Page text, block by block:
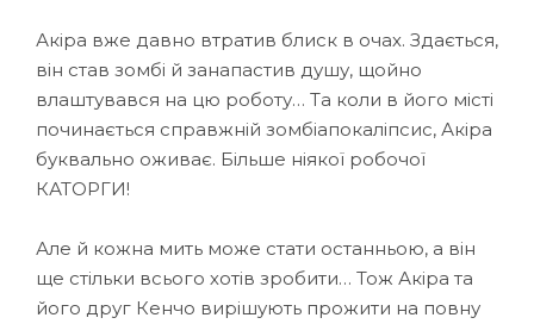
Акіра вже давно втратив блиск в очах. Здається,
він став зомбі й занапастив душу, щойно
влаштувався на цю роботу… Та коли в його місті
починається справжній зомбіапокаліпсис, Акіра
буквально оживає. Більше ніякої робочої
КАТОРГИ!
Але й кожна мить може стати останньою, а він
ще стільки всього хотів зробити… Тож Акіра та
його друг Кенчо вирішують прожити на повну